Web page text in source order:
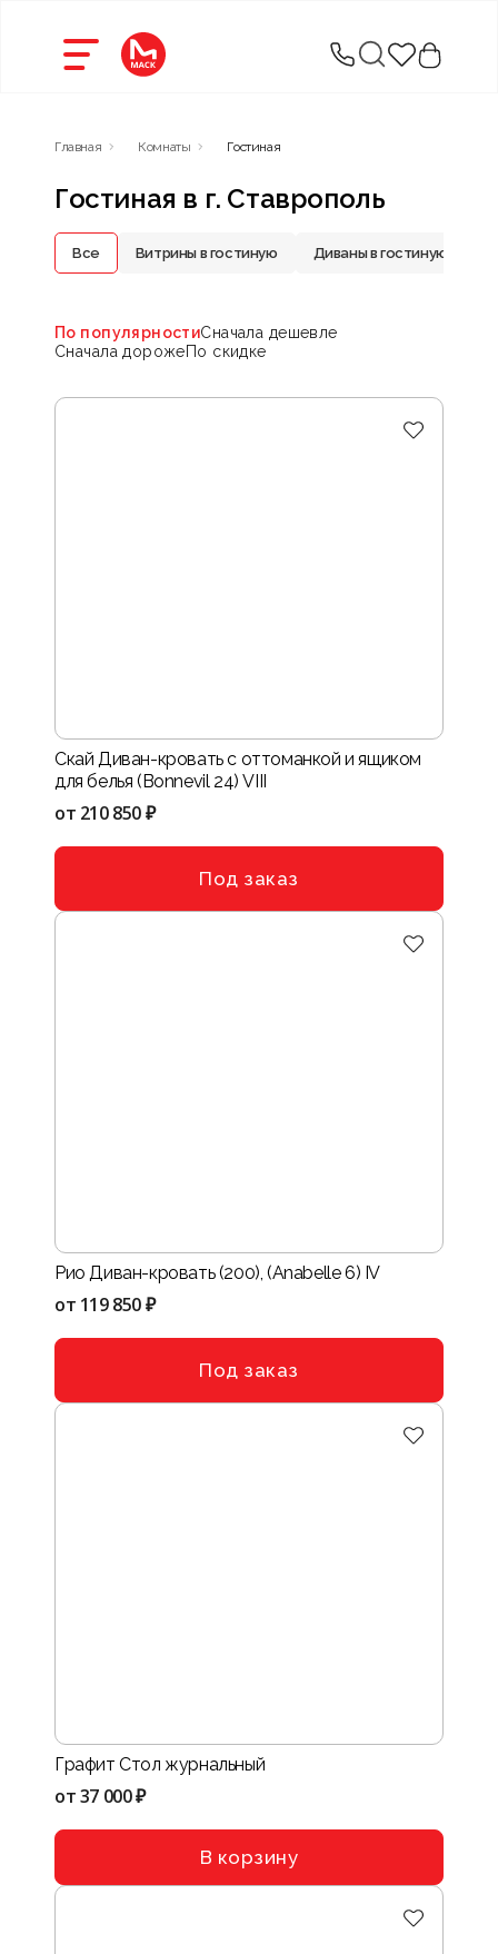
Главная Комнаты Гостиная
Гостиная в г. Ставрополь
Все Витрины в гостиную Диваны в гостиную
По популярностиСначала дешевле
Сначала дорожеПо скидке
Скай Диван-кровать с оттоманкой и ящиком
для белья (Bonnevil 24) VIII
от 210 850 ₽
Под заказ
Рио Диван-кровать (200), (Anabelle 6) IV
от 119 850 ₽
Под заказ
Графит Стол журнальный
от37 000 ₽
В корзину